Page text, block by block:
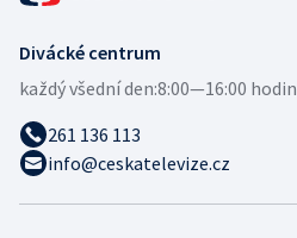
Divácké centrum
každý všední den:8:00—16:00 hodin
261 136 113
info@ceskatelevize.cz